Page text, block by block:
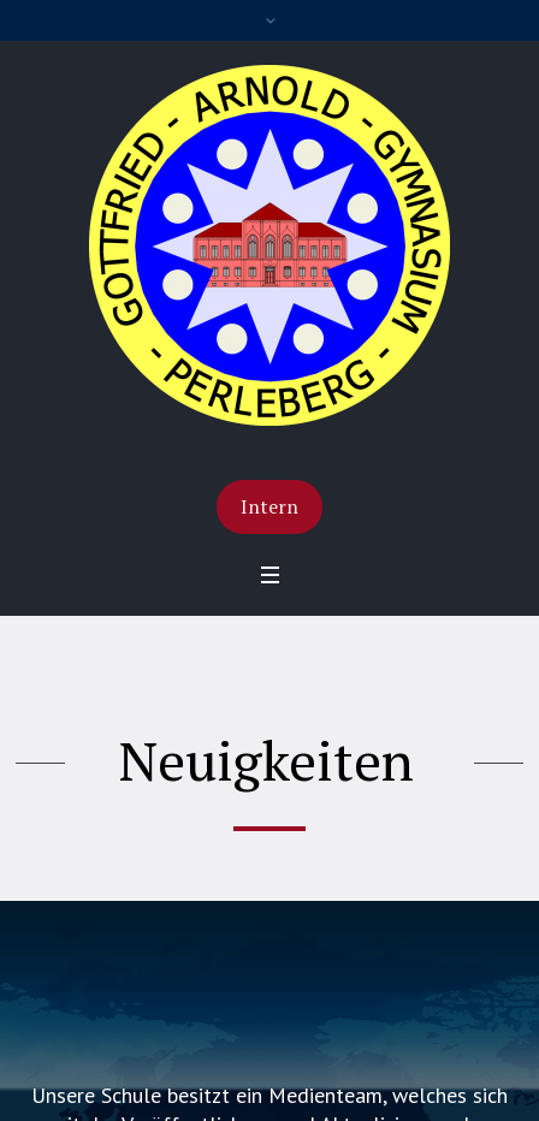
Intern
Neuigkeiten
Unsere Schule besitzt ein Medienteam, welches sich